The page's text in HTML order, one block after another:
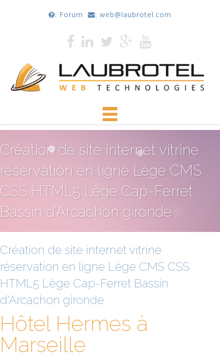
: Forum : web@laubrotel.com
Création de site internet vitrine
réservation en ligne Lège CMS
CSS HTML5 Lège Cap-Ferret
Bassin d'Arcachon gironde
Vous êtes ici : Accueil Portfolio
Sites internet +
Hôtel Hermes à Marseille
Vous êtes ici : Accueil
Hôtel Hermes à Marseille
Création de site internet vitrine
réservation en ligne Lège CMS CSS
HTML5 Lège Cap-Ferret Bassin
d'Arcachon gironde
Hôtel Hermes à
Marseille